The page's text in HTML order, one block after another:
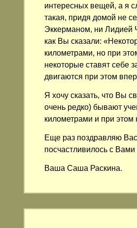
интересных вещей, а я
такая, придя домой не
Эккерманом, ни Лидией
как Вы сказали:
километрами, но при
некоторые ставят себе
двигаются при этом
Я хочу сказать, что Вы
очень редко) бывают
километрами и при этом
Еще раз поздравляю
посчастливилось с
Ваша Саша Раскина.